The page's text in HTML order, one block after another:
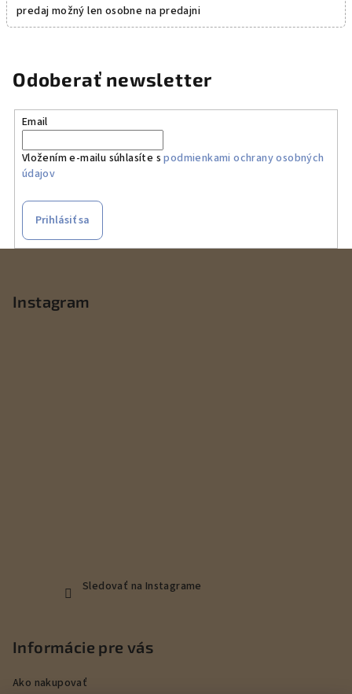
predaj možný len osobne na predajni
Odoberať newsletter
Email
Vložením e-mailu súhlasíte spodmienkami ochrany osobných
údajov
Prihlásiť sa
Instagram
Sledovať na Instagrame
Informácie pre vás
Ako nakupovať